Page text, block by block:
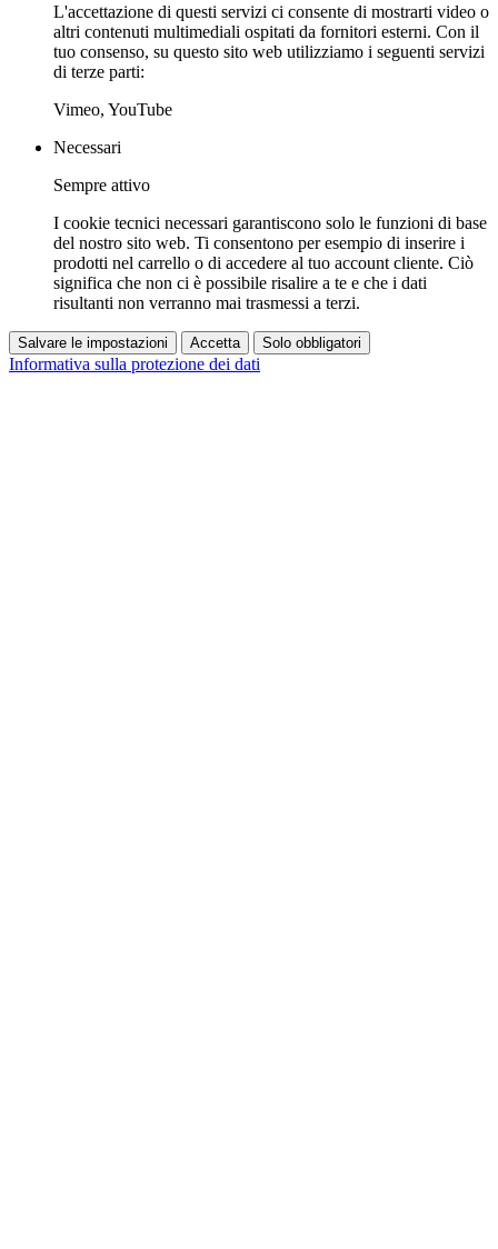
L'accettazione di questi servizi ci consente di mostrarti video o
altri contenuti multimediali ospitati da fornitori esterni. Con il
tuo consenso, su questo sito web utilizziamo i seguenti servizi
di terze parti:
Vimeo, YouTube
Necessari
Sempre attivo
I cookie tecnici necessari garantiscono solo le funzioni di base
del nostro sito web. Ti consentono per esempio di inserire i
prodotti nel carrello o di accedere al tuo account cliente. Ciò
significa che non ci è possibile risalire a te e che i dati
risultanti non verranno mai trasmessi a terzi.
Salvare le impostazioni Accetta Solo obbligatori
Informativa sulla protezione dei dati